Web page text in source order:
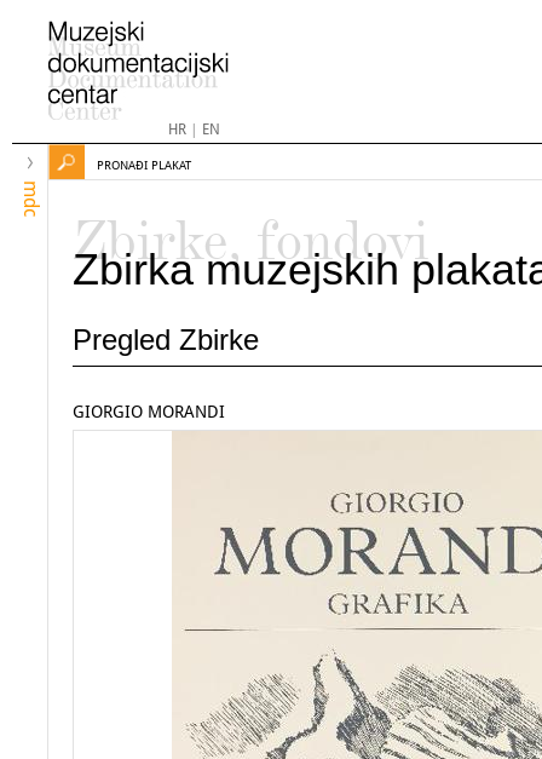
HR| EN
mdc
PRONAĐI PLAKAT
Zbirke, fondovi
Zbirka muzejskih
Pregled Zbirke
GIORGIO MORANDI